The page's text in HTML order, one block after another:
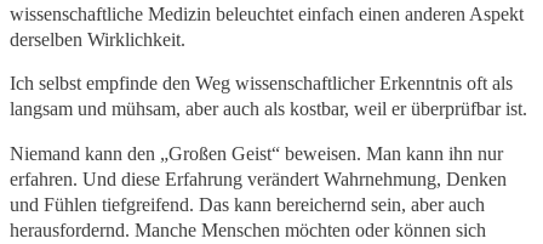
wissenschaftliche Medizin beleuchtet einfach einen anderen Aspekt
derselben Wirklichkeit.
Ich selbst empfinde den Weg wissenschaftlicher Erkenntnis oft als
langsam und mühsam, aber auch als kostbar, weil er überprüfbar ist.
Niemand kann den „Großen Geist“ beweisen. Man kann ihn nur
erfahren. Und diese Erfahrung verändert Wahrnehmung, Denken
und Fühlen tiefgreifend. Das kann bereichernd sein, aber auch
herausfordernd. Manche Menschen möchten oder können sich